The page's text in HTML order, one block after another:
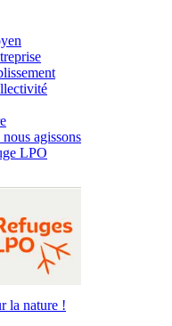
agissons
LPO
la nature !